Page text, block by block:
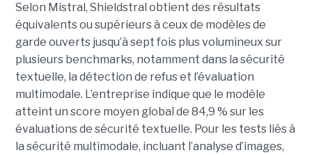
Selon Mistral, Shieldstral obtient des résultats
équivalents ou supérieurs à ceux de modèles de
garde ouverts jusqu’à sept fois plus volumineux sur
plusieurs benchmarks, notamment dans la sécurité
textuelle, la détection de refus et l’évaluation
multimodale. L’entreprise indique que le modèle
atteint un score moyen global de 84,9 % sur les
évaluations de sécurité textuelle. Pour les tests liés à
la sécurité multimodale, incluant l’analyse d’images,